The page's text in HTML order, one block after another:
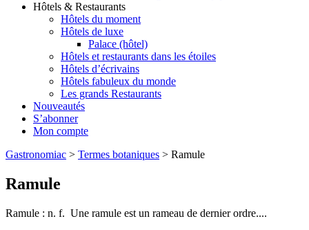
Hôtels & Restaurants
Hôtels du moment
Hôtels de luxe
Palace (hôtel)
Hôtels et restaurants dans les étoiles
Hôtels d’écrivains
Hôtels fabuleux du monde
Les grands Restaurants
Nouveautés
S’abonner
Mon compte
Gastronomiac > Termes botaniques > Ramule
Ramule
Ramule : n. f. Une ramule est un rameau de dernier ordre....